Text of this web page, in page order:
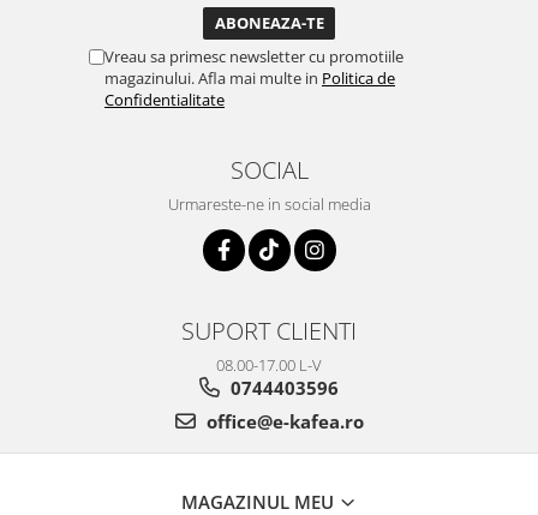
Vreau sa primesc newsletter cu promotiile
magazinului. Afla mai multe in Politica de
Confidentialitate
SOCIAL
Urmareste-ne in social media
SUPORT CLIENTI
08.00-17.00 L-V
0744403596
office@e-kafea.ro
MAGAZINUL MEU